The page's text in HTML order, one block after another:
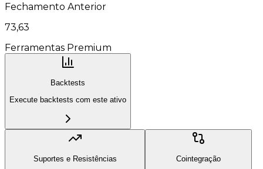
Fechamento Anterior
73,63
Ferramentas Premium
Backtests
Execute backtests com este ativo
Suportes e Resistências
Cointegração